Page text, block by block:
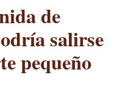
de
salirse
pequeño